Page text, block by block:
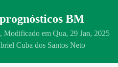
BM
Modificado em Qua, 29 Jan, 2025
Cuba dos Santos Neto